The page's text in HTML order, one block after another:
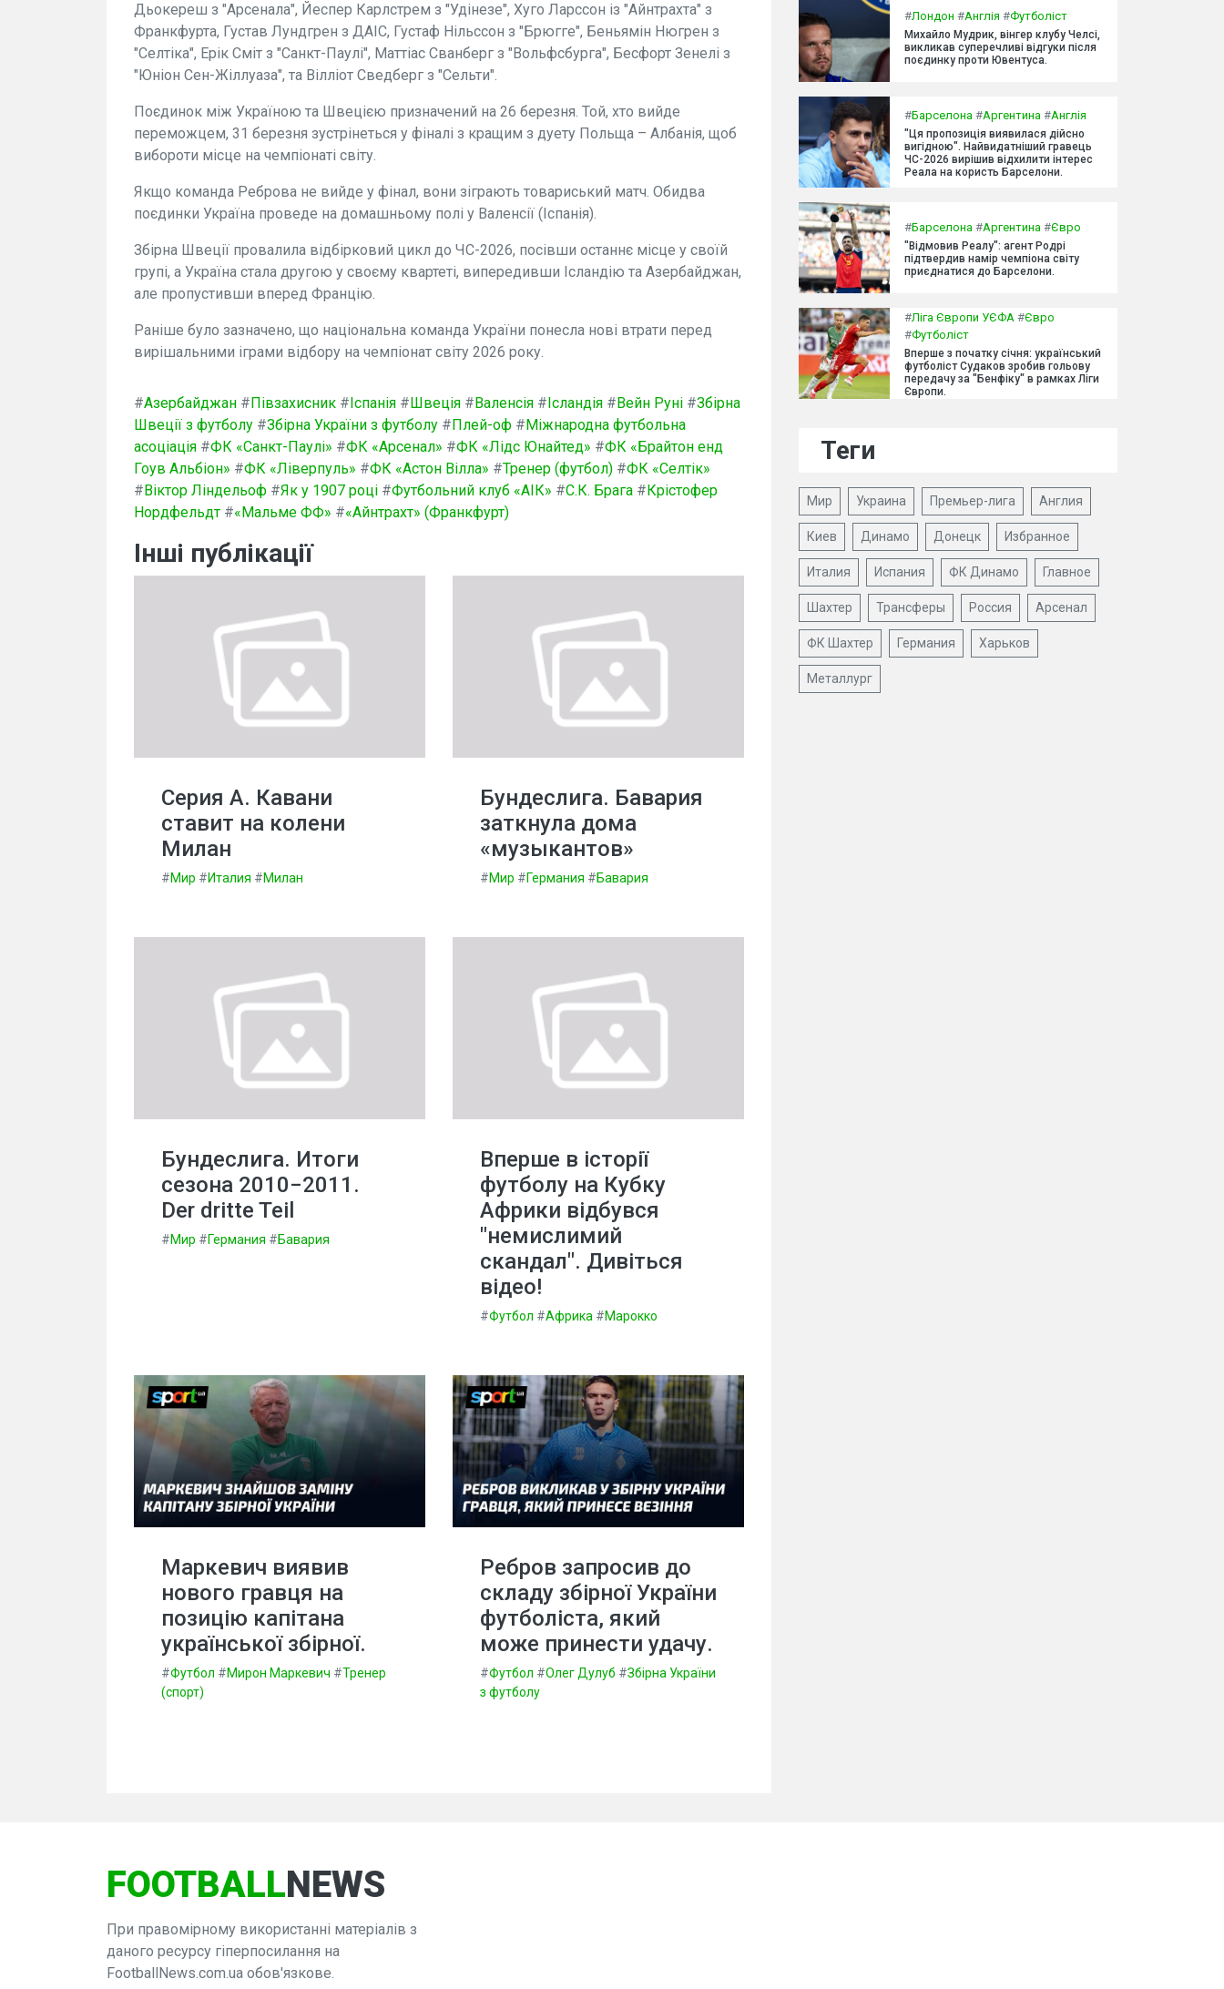
Дьокереш з "Арсенала", Йеспер Карлстрем з "Удінезе", Хуго Ларссон із "Айнтрахта" з
Франкфурта, Густав Лундгрен з ДАІС, Густаф Нільссон з "Брюгге", Беньямін Нюгрен з
"Селтіка", Ерік Сміт з "Санкт-Паулі", Маттіас Сванберг з "Вольфсбурга", Бесфорт Зенелі з
"Юніон Сен-Жіллуаза", та Вілліот Сведберг з "Сельти".
Поєдинок між Україною та Швецією призначений на 26 березня. Той, хто вийде
переможцем, 31 березня зустрінеться у фіналі з кращим з дуету Польща – Албанія, щоб
вибороти місце на чемпіонаті світу.
Якщо команда Реброва не вийде у фінал, вони зіграють товариський матч. Обидва
поєдинки Україна проведе на домашньому полі у Валенсії (Іспанія).
Збірна Швеції провалила відбірковий цикл до ЧС-2026, посівши останнє місце у своїй
групі, а Україна стала другою у своєму квартеті, випередивши Ісландію та Азербайджан,
але пропустивши вперед Францію.
Раніше було зазначено, що національна команда України понесла нові втрати перед
вирішальними іграми відбору на чемпіонат світу 2026 року.
#Азербайджан # Півзахисник # Іспанія # Швеція # Валенсія # Ісландія # Вейн Руні #Збірна
Швеції з футболу #Збірна України з футболу # Плей-оф # Міжнародна футбольна
асоціація #ФК «Санкт-Паулі» #ФК «Арсенал» #ФК «Лідс Юнайтед» #ФК «Брайтон енд
Гоув Альбіон» #ФК «Ліверпуль» #ФК «Астон Вілла» #Тренер (футбол) #ФК «Селтік»
# Віктор Ліндельоф #Як у 1907 році #Футбольний клуб «АІК» #С.К. Брага # Крістофер
Нордфельдт #«Мальме ФФ» #«Айнтрахт» (Франкфурт)
Інші публікації
Серия А. Кавани
ставит на колени
Милан
#Мир #Италия #Милан
Бундеслига. Бавария
заткнула дома
«музыкантов»
#Мир #Германия #Бавария
Бундеслига. Итоги
сезона 2010−2011.
Der dritte Teil
#Мир #Германия #Бавария
Вперше в історії
футболу на Кубку
Африки відбувся
"немислимий
скандал". Дивіться
відео!
#Футбол #Африка #Марокко
Маркевич виявив
нового гравця на
позицію капітана
української збірної.
#Футбол #Мирон Маркевич #Тренер
(спорт)
Ребров запросив до
складу збірної України
футболіста, який
може принести удачу.
#Футбол #Олег Дулуб #Збірна України
з футболу
#Лондон #Англія #Футболіст
Михайло Мудрик, вінгер клубу Челсі,
викликав суперечливі відгуки після
поєдинку проти Ювентуса.
#Барселона #Аргентина #Англія
"Ця пропозиція виявилася дійсно
вигідною". Найвидатніший гравець
ЧС-2026 вирішив відхилити інтерес
Реала на користь Барселони.
#Барселона #Аргентина #Євро
"Відмовив Реалу": агент Родрі
підтвердив намір чемпіона світу
приєднатися до Барселони.
#Ліга Європи УЄФА #Євро
#Футболіст
Вперше з початку січня: український
футболіст Судаков зробив гольову
передачу за "Бенфіку" в рамках Ліги
Європи.
Теги
Мир Украина Премьер-лига Англия
Киев Динамо Донецк Избранное
Италия Испания ФК Динамо Главное
Шахтер Трансферы Россия Арсенал
ФК Шахтер Германия Харьков
Металлург
FOOTBALLNEWS
При правомірному використанні матеріалів з
даного ресурсу гіперпосилання на
FootballNews.com.ua обов'язкове.